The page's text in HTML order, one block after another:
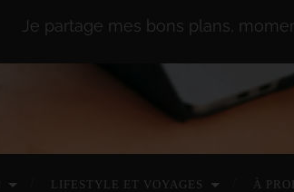
Je partage mes bons plans,
LIFESTYLE ET VOYAGES À